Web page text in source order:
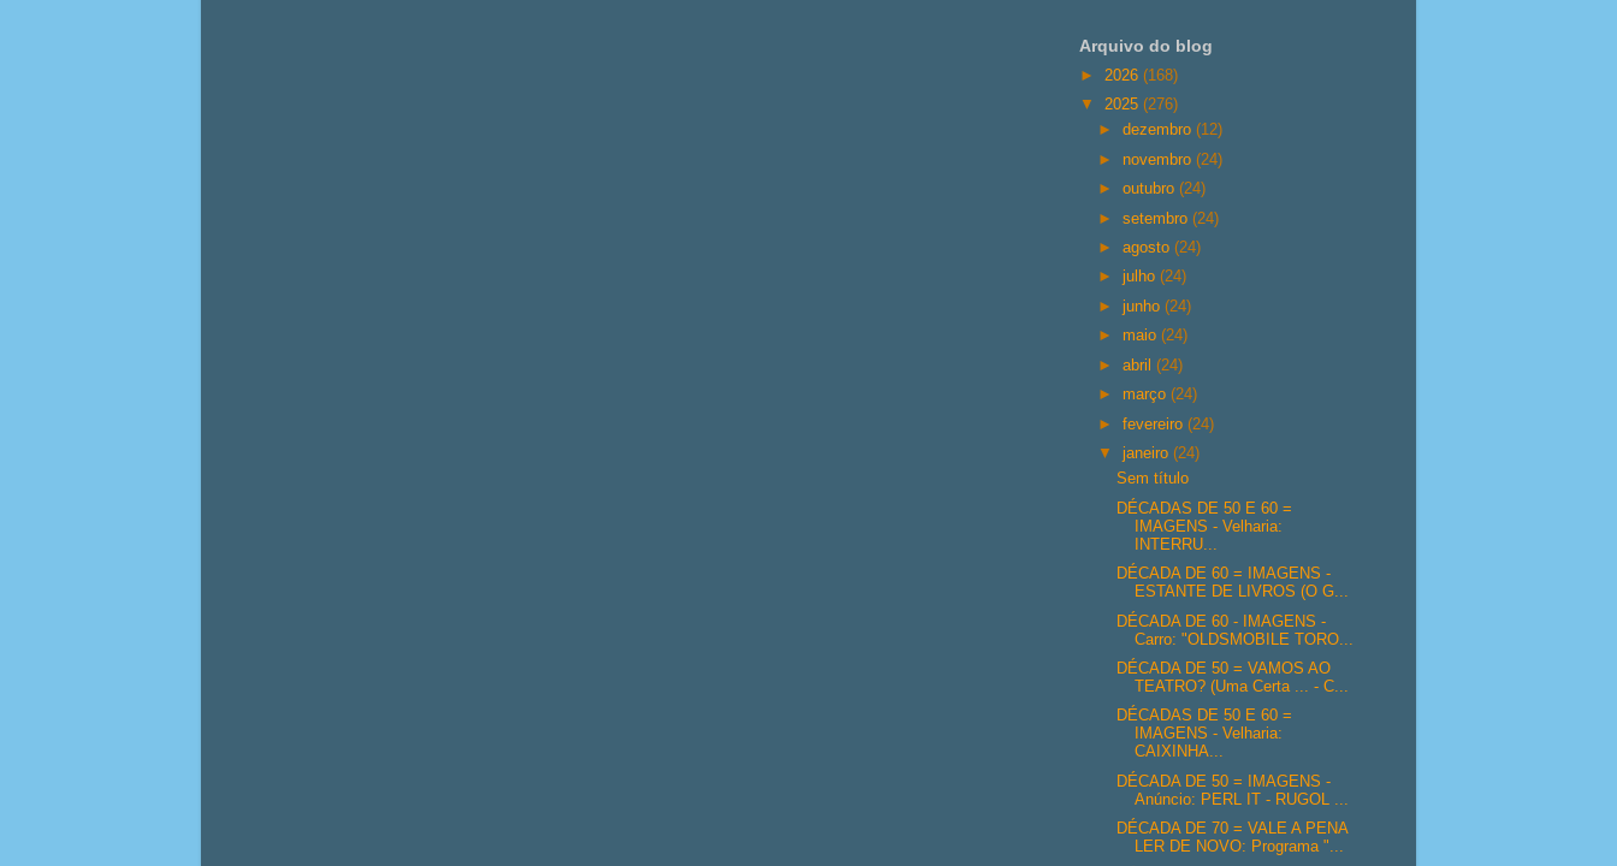
Arquivo do blog
► 2026 (168)
▼ 2025 (276)
►dezembro(12)
► novembro(24)
►outubro(24)
►setembro(24)
►agosto(24)
►julho(24)
►junho(24)
► maio(24)
►abril(24)
► março(24)
►fevereiro(24)
▼janeiro(24)
Sem título
DÉCADAS DE 50 E 60 =
IMAGENS - Velharia:
INTERRU...
DÉCADA DE 60 = IMAGENS -
ESTANTE DE LIVROS (O G...
DÉCADA DE 60 - IMAGENS -
Carro: "OLDSMOBILE TORO...
DÉCADA DE 50 = VAMOS AO
TEATRO? (Uma Certa ... - C...
DÉCADAS DE 50 E 60 =
IMAGENS - Velharia:
CAIXINHA...
DÉCADA DE 50 = IMAGENS -
Anúncio: PERL IT - RUGOL ...
DÉCADA DE 70 = VALE A PENA
LER DE NOVO: Programa "...